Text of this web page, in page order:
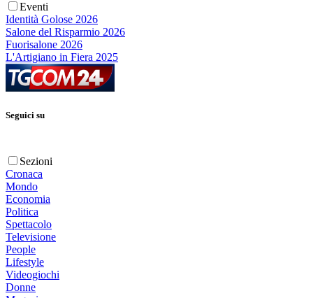
Eventi
Identità Golose 2026
Salone del Risparmio 2026
Fuorisalone 2026
L'Artigiano in Fiera 2025
Seguici su
Sezioni
Cronaca
Mondo
Economia
Politica
Spettacolo
Televisione
People
Lifestyle
Videogiochi
Donne